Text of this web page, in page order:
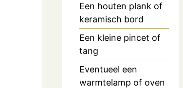
Een houten plank of
keramisch bord
Een kleine pincet of
tang
Eventueel een
warmtelamp of oven